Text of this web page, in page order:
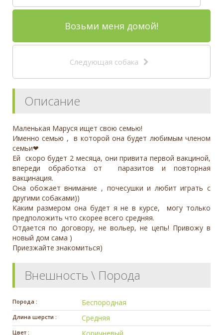
Возьми меня домой!
Следующая собака
Описание
Маленькая Маруся ищет свою семью!
Именно семью , в которой она будет любимым членом
семьи❤
Ей скоро будет 2 месяца, они привита первой вакциной,
впереди обработка от паразитов и повторная
вакцинация.
Она обожает внимание , почесушки и любит играть с
другими собаками))
Каким размером она будет я не в курсе, могу только
предположить что скорее всего средняя.
Отдается по договору, не вольер, не цепь! Привожу в
новый дом сама )
Приезжайте знакомиться)
Внешность \ Порода
Порода : Беспородная
Длина шерсти : Средняя
Цвет :